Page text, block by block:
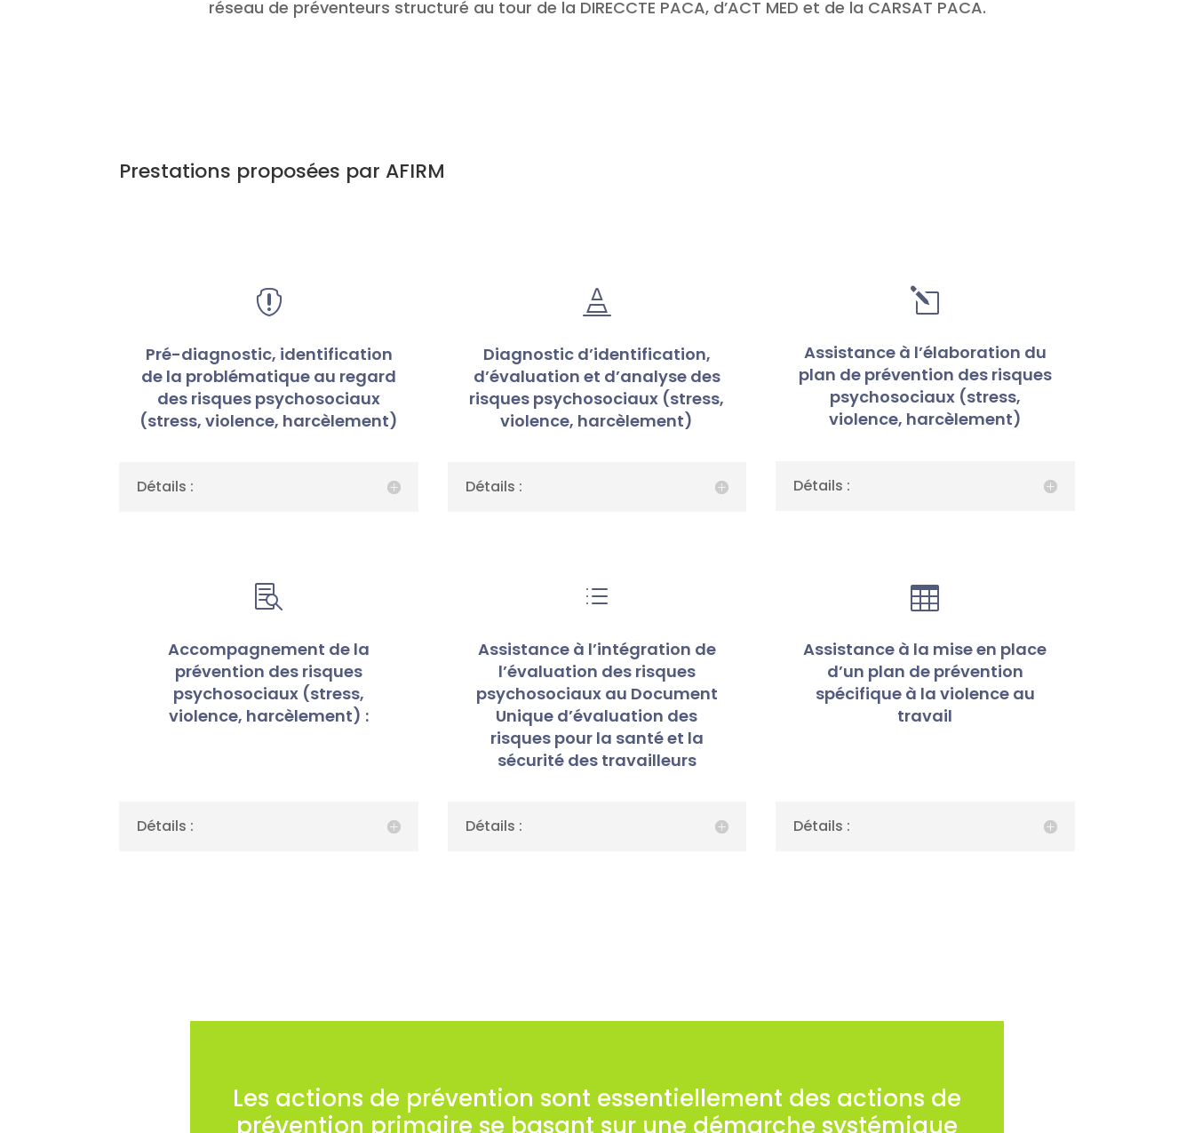
réseau de préventeurs structuré au tour de la DIRECCTE PACA, d’ACT MED et de la CARSAT PACA.
Prestations proposées par AFIRM

Pré-diagnostic, identification
de la problématique au regard
des risques psychosociaux
(stress, violence, harcèlement)
Détails :

Diagnostic d’identification,
d’évaluation et d’analyse des
risques psychosociaux (stress,
violence, harcèlement)
Détails :
l
Assistance à l’élaboration du
plan de prévention des risques
psychosociaux (stress,
violence, harcèlement)
Détails :

Accompagnement de la
prévention des risques
psychosociaux (stress,
violence, harcèlement) :
Détails :
d
Assistance à l’intégration de
l’évaluation des risques
psychosociaux au Document
Unique d’évaluation des
risques pour la santé et la
sécurité des travailleurs
Détails :

Assistance à la mise en place
d’un plan de prévention
spécifique à la violence au
travail
Détails :
Les actions de prévention sont essentiellement des actions de
prévention primaire se basant sur une démarche systémique